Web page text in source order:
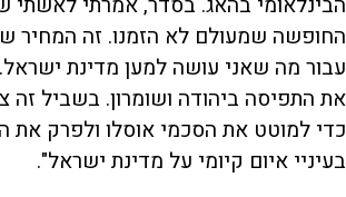
החופשה שמעולם לא הזמנו. זה המחיר
עבור מה שאני עושה למען מדינת
את התפיסה ביהודה ושומרון. בשביל זה
כדי למוטט את הסכמי אוסלו ולפרק את
בעיניי איום קיומי על מדינת ישראל".